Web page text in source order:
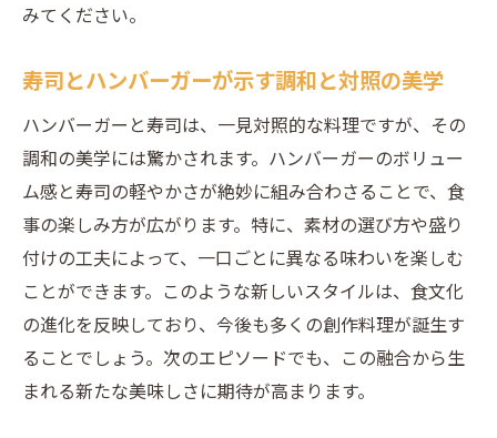
みてください。
寿司とハンバーガーが示す調和と対照の美学
ハンバーガーと寿司は、一見対照的な料理ですが、その
調和の美学には驚かされます。ハンバーガーのボリュー
ム感と寿司の軽やかさが絶妙に組み合わさることで、食
事の楽しみ方が広がります。特に、素材の選び方や盛り
付けの工夫によって、一口ごとに異なる味わいを楽しむ
ことができます。このような新しいスタイルは、食文化
の進化を反映しており、今後も多くの創作料理が誕生す
ることでしょう。次のエピソードでも、この融合から生
まれる新たな美味しさに期待が高まります。